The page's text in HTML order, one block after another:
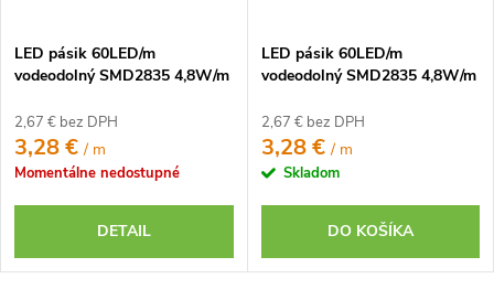
LED pásik 60LED/m
vodeodolný SMD2835 4,8W/m
2,67 € bez DPH
3,28 €/ m
Momentálne nedostupné
DETAIL
LED pásik 60LED/m
vodeodolný SMD2835 4,8W/m
2,67 € bez DPH
3,28 €/ m
Skladom
DO KOŠÍKA